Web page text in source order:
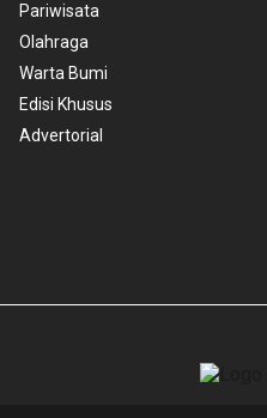
Pariwisata
Olahraga
Warta Bumi
Edisi Khusus
Advertorial